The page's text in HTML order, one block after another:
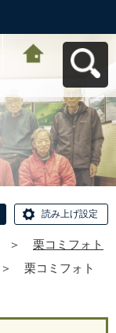
戻る
読み上げ設定
＞
栗コミフォト
＞
栗コミフォト